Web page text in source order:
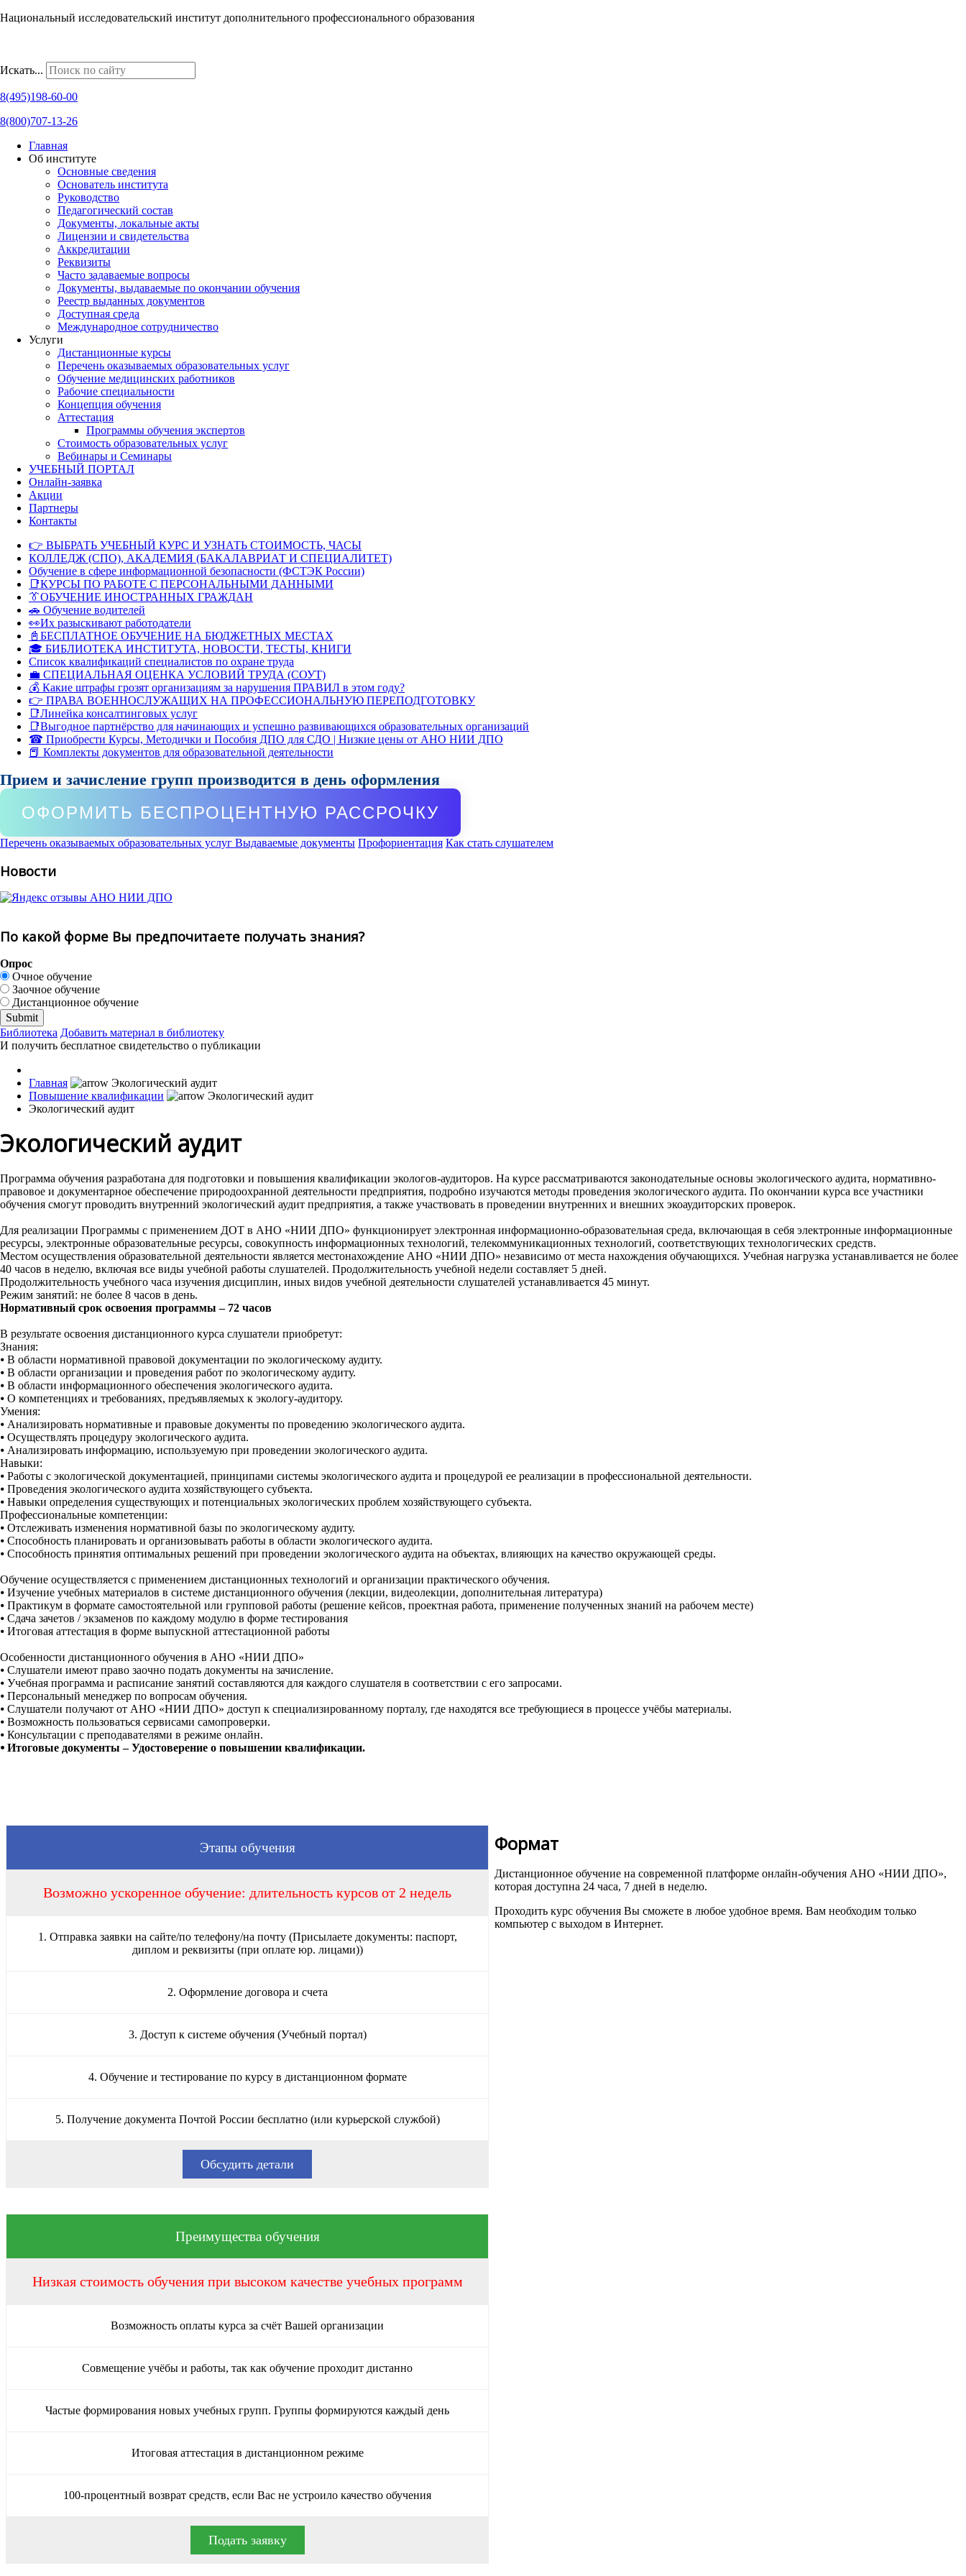
Национальный исследовательский институт дополнительного профессионального образования
Искать...
8(495)198-60-00
8(800)707-13-26
Главная
Об институте
Основные сведения
Основатель института
Руководство
Педагогический состав
Документы, локальные акты
Лицензии и свидетельства
Аккредитации
Реквизиты
Часто задаваемые вопросы
Документы, выдаваемые по окончании обучения
Реестр выданных документов
Доступная среда
Международное сотрудничество
Услуги
Дистанционные курсы
Перечень оказываемых образовательных услуг
Обучение медицинских работников
Рабочие специальности
Концепция обучения
Аттестация
Программы обучения экспертов
Стоимость образовательных услуг
Вебинары и Семинары
УЧЕБНЫЙ ПОРТАЛ
Онлайн-заявка
Акции
Партнеры
Контакты
👉 ВЫБРАТЬ УЧЕБНЫЙ КУРС И УЗНАТЬ СТОИМОСТЬ, ЧАСЫ
КОЛЛЕДЖ (СПО), АКАДЕМИЯ (БАКАЛАВРИАТ И СПЕЦИАЛИТЕТ)
Обучение в сфере информационной безопасности (ФСТЭК России)
📑КУРСЫ ПО РАБОТЕ С ПЕРСОНАЛЬНЫМИ ДАННЫМИ
👔ОБУЧЕНИЕ ИНОСТРАННЫХ ГРАЖДАН
🚗 Обучение водителей
👀Их разыскивают работодатели
📓БЕСПЛАТНОЕ ОБУЧЕНИЕ НА БЮДЖЕТНЫХ МЕСТАХ
🎓 БИБЛИОТЕКА ИНСТИТУТА, НОВОСТИ, ТЕСТЫ, КНИГИ
Список квалификаций специалистов по охране труда
💼 СПЕЦИАЛЬНАЯ ОЦЕНКА УСЛОВИЙ ТРУДА (СОУТ)
💰 Какие штрафы грозят организациям за нарушения ПРАВИЛ в этом году?
👉 ПРАВА ВОЕННОСЛУЖАЩИХ НА ПРОФЕССИОНАЛЬНУЮ ПЕРЕПОДГОТОВКУ
📑Линейка консалтинговых услуг
📑Выгодное партнёрство для начинающих и успешно развивающихся образовательных организаций
☎ Приобрести Курсы, Методички и Пособия ДПО для СДО | Низкие цены от АНО НИИ ДПО
📕 Комплекты документов для образовательной деятельности
Прием и зачисление групп производится в день оформления
ОФОРМИТЬ БЕСПРОЦЕНТНУЮ РАССРОЧКУ
Перечень оказываемых образовательных услуг Выдаваемые документы Профориентация Как стать слушателем
Новости
По какой форме Вы предпочитаете получать знания?
Опрос
Очное обучение
Заочное обучение
Дистанционное обучение
Библиотека Добавить материал в библиотеку
И получить бесплатное свидетельство о публикации
Главная
Повышение квалификации
Экологический аудит
Экологический аудит
Программа обучения разработана для подготовки и повышения квалификации экологов-аудиторов. На курсе рассматриваются законодательные основы экологического аудита, нормативно-
правовое и документарное обеспечение природоохранной деятельности предприятия, подробно изучаются методы проведения экологического аудита. По окончании курса все участники
обучения смогут проводить внутренний экологический аудит предприятия, а также участвовать в проведении внутренних и внешних экоаудиторских проверок.
Для реализации Программы с применением ДОТ в АНО «НИИ ДПО» функционирует электронная информационно-образовательная среда, включающая в себя электронные информационные
ресурсы, электронные образовательные ресурсы, совокупность информационных технологий, телекоммуникационных технологий, соответствующих технологических средств.
Местом осуществления образовательной деятельности является местонахождение АНО «НИИ ДПО» независимо от места нахождения обучающихся. Учебная нагрузка устанавливается не более
40 часов в неделю, включая все виды учебной работы слушателей. Продолжительность учебной недели составляет 5 дней.
Продолжительность учебного часа изучения дисциплин, иных видов учебной деятельности слушателей устанавливается 45 минут.
Режим занятий: не более 8 часов в день.
Нормативный срок освоения программы – 72 часов
В результате освоения дистанционного курса слушатели приобретут:
Знания:
⦁ В области нормативной правовой документации по экологическому аудиту.
⦁ В области организации и проведения работ по экологическому аудиту.
⦁ В области информационного обеспечения экологического аудита.
⦁ О компетенциях и требованиях, предъявляемых к экологу-аудитору.
Умения:
⦁ Анализировать нормативные и правовые документы по проведению экологического аудита.
⦁ Осуществлять процедуру экологического аудита.
⦁ Анализировать информацию, используемую при проведении экологического аудита.
Навыки:
⦁ Работы с экологической документацией, принципами системы экологического аудита и процедурой ее реализации в профессиональной деятельности.
⦁ Проведения экологического аудита хозяйствующего субъекта.
⦁ Навыки определения существующих и потенциальных экологических проблем хозяйствующего субъекта.
Профессиональные компетенции:
⦁ Отслеживать изменения нормативной базы по экологическому аудиту.
⦁ Способность планировать и организовывать работы в области экологического аудита.
⦁ Способность принятия оптимальных решений при проведении экологического аудита на объектах, влияющих на качество окружающей среды.
Обучение осуществляется с применением дистанционных технологий и организации практического обучения.
⦁ Изучение учебных материалов в системе дистанционного обучения (лекции, видеолекции, дополнительная литература)
⦁ Практикум в формате самостоятельной или групповой работы (решение кейсов, проектная работа, применение полученных знаний на рабочем месте)
⦁ Сдача зачетов / экзаменов по каждому модулю в форме тестирования
⦁ Итоговая аттестация в форме выпускной аттестационной работы
Особенности дистанционного обучения в АНО «НИИ ДПО»
⦁ Слушатели имеют право заочно подать документы на зачисление.
⦁ Учебная программа и расписание занятий составляются для каждого слушателя в соответствии с его запросами.
⦁ Персональный менеджер по вопросам обучения.
⦁ Слушатели получают от АНО «НИИ ДПО» доступ к специализированному порталу, где находятся все требующиеся в процессе учёбы материалы.
⦁ Возможность пользоваться сервисами самопроверки.
⦁ Консультации с преподавателями в режиме онлайн.
⦁ Итоговые документы – Удостоверение о повышении квалификации.
Этапы обучения
Возможно ускоренное обучение: длительность курсов от 2 недель
1. Отправка заявки на сайте/по телефону/на почту (Присылаете документы: паспорт,
диплом и реквизиты (при оплате юр. лицами))
2. Оформление договора и счета
3. Доступ к системе обучения (Учебный портал)
4. Обучение и тестирование по курсу в дистанционном формате
5. Получение документа Почтой России бесплатно (или курьерской службой)
Обсудить детали
Преимущества обучения
Низкая стоимость обучения при высоком качестве учебных программ
Возможность оплаты курса за счёт Вашей организации
Совмещение учёбы и работы, так как обучение проходит дистанно
Частые формирования новых учебных групп. Группы формируются каждый день
Итоговая аттестация в дистанционном режиме
100-процентный возврат средств, если Вас не устроило качество обучения
Подать заявку
Формат
Дистанционное обучение на современной платформе онлайн-обучения АНО «НИИ ДПО»,
которая доступна 24 часа, 7 дней в неделю.
Проходить курс обучения Вы сможете в любое удобное время. Вам необходим только
компьютер с выходом в Интернет.